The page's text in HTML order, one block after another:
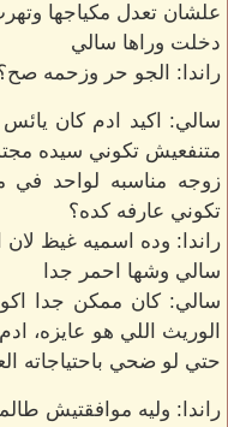
علشان تعدل مكياجها
دخلت وراها سالي
راندا: الجو حر وزحمه
سالي: اكيد ادم كان
متنفعيش تكوني سيده
زوجه مناسبه لواحد في
تكوني عارفه كده؟
راندا: وده اسميه غيظ لان
سالي وشها احمر جدا
سالي: كان ممكن جدا
الوريث اللي هو عايزه،
حتي لو ضحي باحتياجاته
راندا: وليه موافقتيش